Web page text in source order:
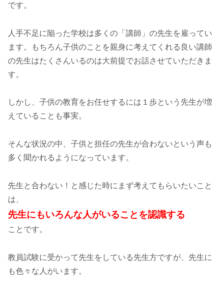
です。
人手不足に陥った学校は多くの「講師」の先生を雇ってい
ます。もちろん子供のことを親身に考えてくれる良い講師
の先生はたくさんいるのは大前提でお話させていただきま
す。
しかし、子供の教育をお任せするには１歩という先生が増
えていることも事実。
そんな状況の中、子供と担任の先生が合わないという声も
多く聞かれるようになっています。
先生と合わない！と感じた時にまず考えてもらいたいこと
は、
先生にもいろんな人がいることを認識する
ことです。
教員試験に受かって先生をしている先生方ですが、先生に
も色々な人がいます。